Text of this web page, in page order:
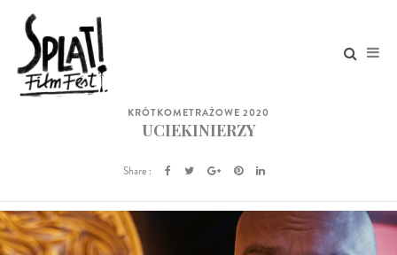
KRÓTKOMETRAŻOWE 2020
UCIEKINIERZY
Share :